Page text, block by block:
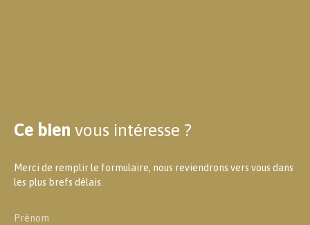
Ce bien vous intéresse ?
Merci de remplir le formulaire, nous reviendrons vers vous dans
les plus brefs délais.
Prénom